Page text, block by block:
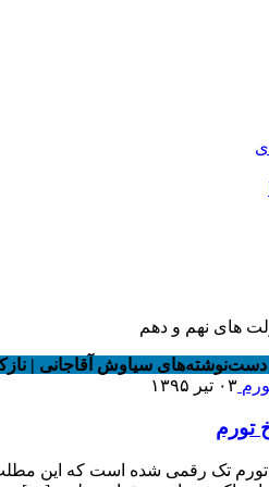
های نهم و دهم
دست‌نوشته‌های سیاوش آقاجانی |
۰۳ تیر ۱۳۹۵
تورم